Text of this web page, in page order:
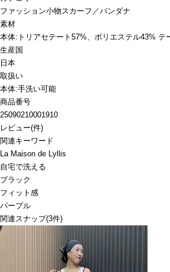
ファッション小物スカーフ／バンダナ
素材
本体:トリアセテート57%、ポリエステル43% テ
生産国
日本
取扱い
本体:手洗い可能
商品番号
25090210001910
レビュー(件)
関連キーワード
La Maison de Lyllis
自宅で洗える
ブラック
フィット感
パープル
関連スナップ(3件)